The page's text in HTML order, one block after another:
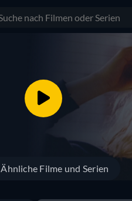
Ähnliche Filme und Serien